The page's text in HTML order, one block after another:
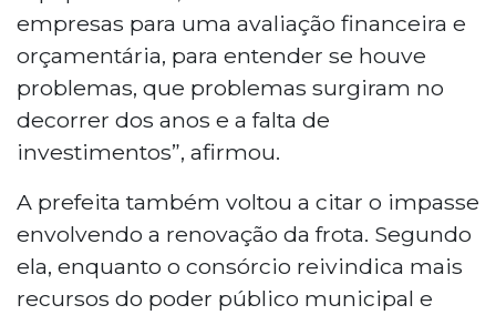
empresas para uma avaliação financeira e
orçamentária, para entender se houve
problemas, que problemas surgiram no
decorrer dos anos e a falta de
investimentos”, afirmou.
A prefeita também voltou a citar o impasse
envolvendo a renovação da frota. Segundo
ela, enquanto o consórcio reivindica mais
recursos do poder público municipal e